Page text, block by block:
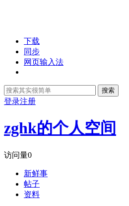
下载
同步
网页输入法
搜索
登录注册
zghk的个人空间
访问量0
新鲜事
帖子
资料